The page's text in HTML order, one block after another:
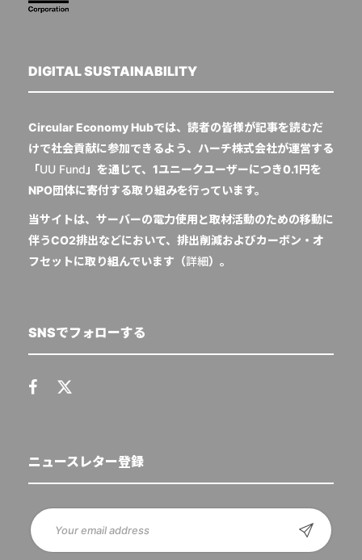
DIGITAL SUSTAINABILITY
Circular Economy Hubでは、読者の皆様が記事を読むだ
けで社会貢献に参加できるよう、ハーチ株式会社が運営する
「UU Fund 」を通じて、1ユニークユーザーにつき0.1円を
NPO団体に寄付する取り組みを行っています。
当サイトは、サーバーの電力使用と取材活動のための移動に
伴うCO2排出などにおいて、排出削減およびカーボン・オ
フセットに取り組んでいます（詳細）。
SNSでフォローする
ニュースレター登録